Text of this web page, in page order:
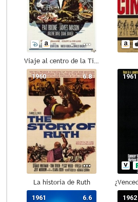
Viaje al centro de la Tierra
6.8
1960
La historia de Ruth
1961
6.6
1961 1962